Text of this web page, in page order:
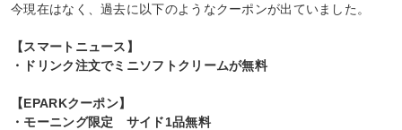
今現在はなく、過去に以下のようなクーポンが出ていました。
【スマートニュース】
・ドリンク注文でミニソフトクリームが無料
【EPARKクーポン】
・モーニング限定 サイド1品無料